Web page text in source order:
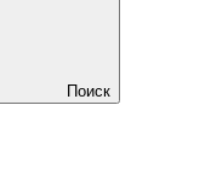
Поиск